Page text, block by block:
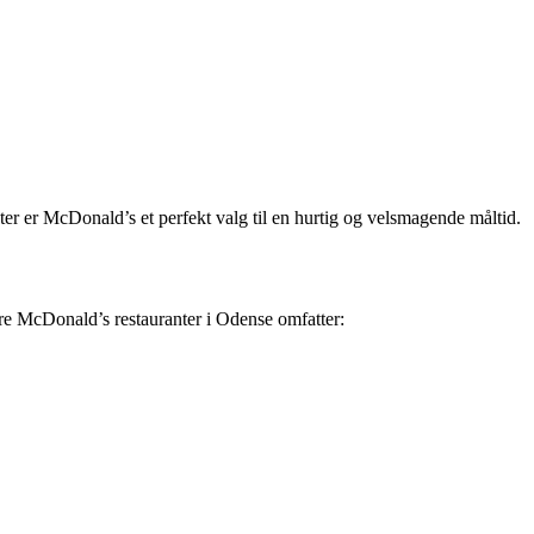
er McDonald’s et perfekt valg til en hurtig og velsmagende måltid.
restauranter i Odense omfatter: